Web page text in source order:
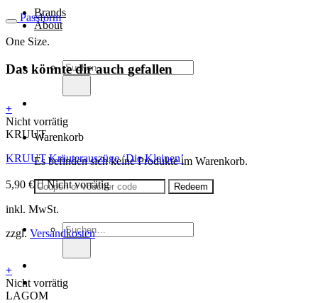
Brands
About
Suche
nach:
Warenkorb
Es befinden sich keine Produkte im Warenkorb.
Suche
nach:
Passform
One Size.
Das könnte dir auch gefallen
+
Nicht vorrätig
KRUUT
KRUUT Kräuterauszüge ‘Die Kleinen’
5,90 € Nicht vorrätig
inkl. MwSt.
zzgl. Versandkosten
+
Nicht vorrätig
LAGOM